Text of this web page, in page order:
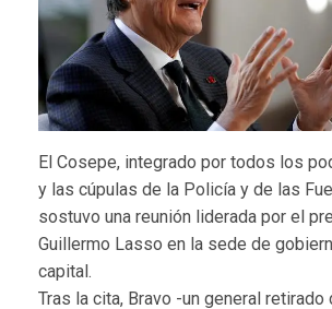
El Cosepe, integrado por todos los
y las cúpulas de la Policía y de las
sostuvo una reunión liderada por el
Guillermo Lasso en la sede de
capital.
Tras la cita, Bravo -un general retirado